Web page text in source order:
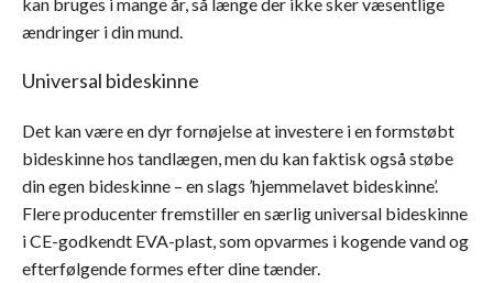
ændringer i din mund.
Universal bideskinne
Det kan være en dyr fornøjelse at investere i en formstøbt
bideskinne hos tandlægen, men du kan faktisk også støbe
din egen bideskinne – en slags ’hjemmelavet bideskinne’.
Flere producenter fremstiller en særlig universal bideskinne
i CE-godkendt EVA-plast, som opvarmes i kogende vand og
efterfølgende formes efter dine tænder.